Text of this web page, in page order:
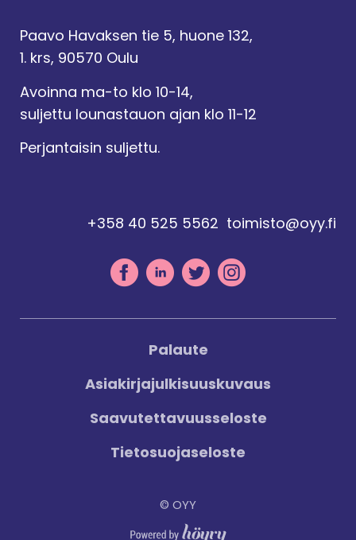
Paavo Havaksen tie 5, huone 132,
1. krs, 90570 Oulu
Avoinna ma-to klo 10-14,
suljettu lounastauon ajan klo 11-12
Perjantaisin suljettu.
+358 40 525 5562 toimisto@oyy.fi
© OYY
Palaute
Asiakirjajulkisuuskuvaus
Saavutettavuusseloste
Tietosuojaseloste